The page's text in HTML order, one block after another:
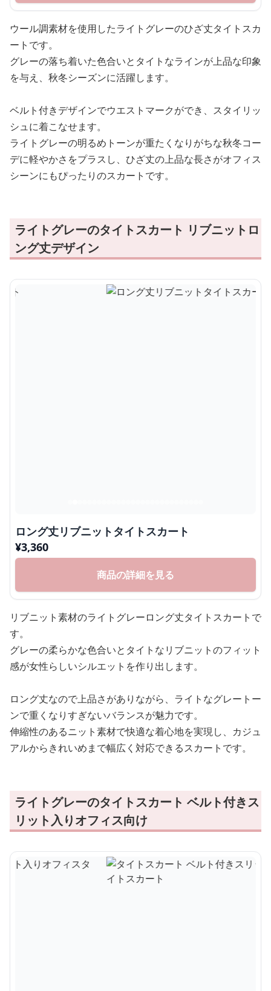
ウール調素材を使用したライトグレーのひざ丈タイトスカ
ートです。
グレーの落ち着いた色合いとタイトなラインが上品な印象
を与え、秋冬シーズンに活躍します。
ベルト付きデザインでウエストマークができ、スタイリッ
シュに着こなせます。
ライトグレーの明るめトーンが重たくなりがちな秋冬コー
デに軽やかさをプラスし、ひざ丈の上品な長さがオフィス
シーンにもぴったりのスカートです。
ライトグレーのタイトスカート リブニットロ
ング丈デザイン
ロング丈リブニットタイトスカート
¥3,360
商品の詳細を見る
リブニット素材のライトグレーロング丈タイトスカートで
す。
グレーの柔らかな色合いとタイトなリブニットのフィット
感が女性らしいシルエットを作り出します。
ロング丈なので上品さがありながら、ライトなグレートー
ンで重くなりすぎないバランスが魅力です。
伸縮性のあるニット素材で快適な着心地を実現し、カジュ
アルからきれいめまで幅広く対応できるスカートです。
ライトグレーのタイトスカート ベルト付きス
リット入りオフィス向け